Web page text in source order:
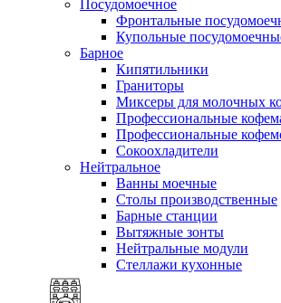
Посудомоечное
Фронтальные
Купольные
Барное
Кипятильники
Граниторы
Миксеры для молочных
Профессиональные
Профессиональные
Сокоохладители
Нейтральное
Ванны моечные
Столы производственные
Барные станции
Вытяжные зонты
Нейтральные модули
Стеллажи кухонные